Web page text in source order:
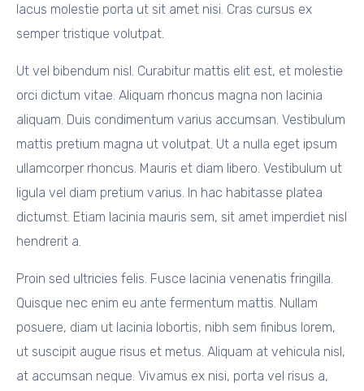
lacus molestie porta ut sit amet nisi. Cras cursus ex
semper tristique volutpat.
Ut vel bibendum nisl. Curabitur mattis elit est, et molestie
orci dictum vitae. Aliquam rhoncus magna non lacinia
aliquam. Duis condimentum varius accumsan. Vestibulum
mattis pretium magna ut volutpat. Ut a nulla eget ipsum
ullamcorper rhoncus. Mauris et diam libero. Vestibulum ut
ligula vel diam pretium varius. In hac habitasse platea
dictumst. Etiam lacinia mauris sem, sit amet imperdiet nisl
hendrerit a.
Proin sed ultricies felis. Fusce lacinia venenatis fringilla.
Quisque nec enim eu ante fermentum mattis. Nullam
posuere, diam ut lacinia lobortis, nibh sem finibus lorem,
ut suscipit augue risus et metus. Aliquam at vehicula nisl,
at accumsan neque. Vivamus ex nisi, porta vel risus a,